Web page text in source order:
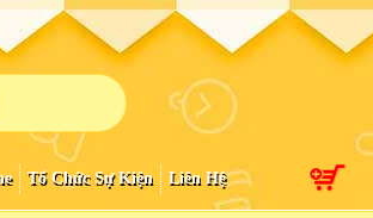
Tổ Chức Sự Kiện Liên Hệ